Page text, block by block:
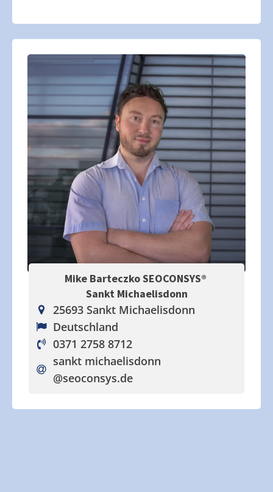
Mike Barteczko SEOCONSYS®
Sankt Michaelisdonn
25693 Sankt Michaelisdonn
Deutschland
0371 2758 8712
sankt michaelisdonn
@seoconsys.de